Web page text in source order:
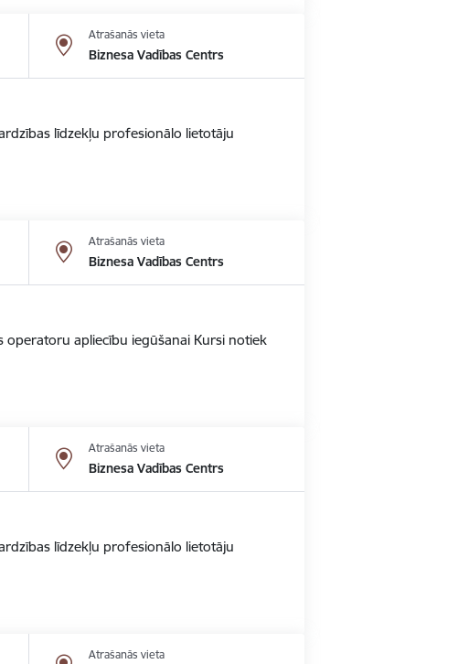
Atrašanās vieta
Biznesa Vadības Centrs
līdzekļu profesionālo lietotāju
Atrašanās vieta
Biznesa Vadības Centrs
operatoru apliecību iegūšanai Kursi notiek
Atrašanās vieta
Biznesa Vadības Centrs
līdzekļu profesionālo lietotāju
Atrašanās vieta